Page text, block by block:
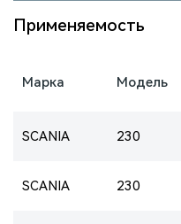
Применяемость
Марка Модель
SCANIA 230
SCANIA 230